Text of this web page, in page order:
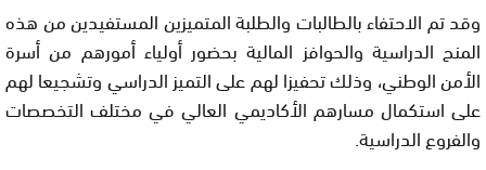
وقد تم الاحتفاء بالطالبات والطلبة المتميزين المستفيدين من هذه
المنح الدراسية والحوافز المالية بحضور أولياء أمورهم من أسرة
الأمن الوطني، وذلك تحفيزا لهم على التميز الدراسي وتشجيعا لهم
على استكمال مسارهم الأكاديمي العالي في مختلف التخصصات
والفروع الدراسية.